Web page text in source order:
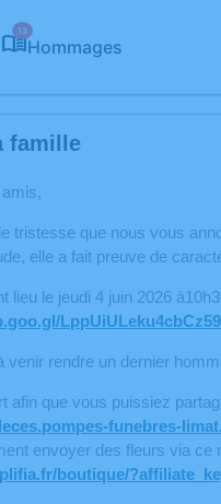
13
Hommages
famille
tristesse que nous vous
elle a fait preuve de
lieu le jeudi 4 juin 2026
LppUiULeku4cbCz59
venir rendre un dernier
afin que vous puissiez
funebres-
envoyer des fleurs via ce
boutique/